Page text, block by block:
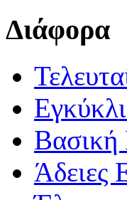
Διάφορα
Βασική
Άδειες